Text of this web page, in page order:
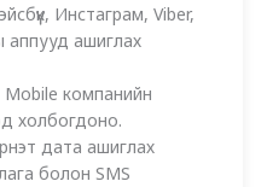
Инстаграм, Viber,
аппууд ашиглах
компанийн
холбогдоно.
дата ашиглах
болон SMS